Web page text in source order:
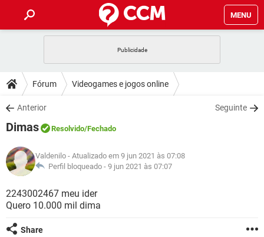
MENU
CELULAR FACEBOOK
OUTLOOK
INSTAGRAM
GUIA DE COMPRAS
DICAS
JOGOS WHATSAPP
INSTAGRAM GMAIL
GUIA DE COMPRAS
DOWNLOADS
JOGOS
CELULAR
OUTLOOK EXCEL
INSTAGRAM
GUIA DE COMPRAS
JOGOS WHATSAPP
CELULAR
OUTLOOK
GLOSSÁRIO
JOGOS
CELULAR
OUTLOOK
Fórum Videogames e jogos online
Anterior Seguinte
Dimas Resolvido/Fechado
Valdenilo - Atualizado em 9 jun 2021 às 07:08
Perfil bloqueado - 9 jun 2021 às 07:07
2243002467 meu ider
Quero 10.000 mil dima
Share